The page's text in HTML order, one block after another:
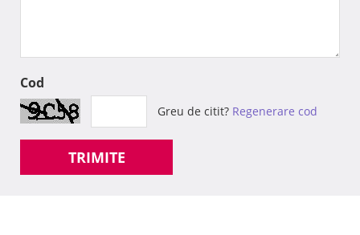
Cod
Greu de citit? Regenerare cod
TRIMITE